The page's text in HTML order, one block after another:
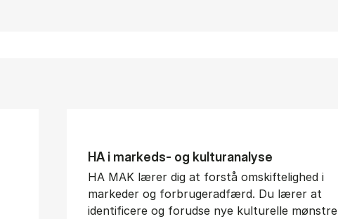
HA i mar­keds- og kul­tu­r­a­na­ly­se
HA MAK lærer dig at forstå omskiftelighed i
markeder og forbrugeradfærd. Du lærer at
identificere og forudse nye kulturelle mønstre